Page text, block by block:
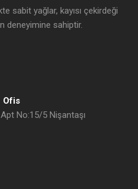
sabit yağlar, kayısı çekirdeği
deneyimine sahiptir.
Ofis
No:15/5 Nişantaşı